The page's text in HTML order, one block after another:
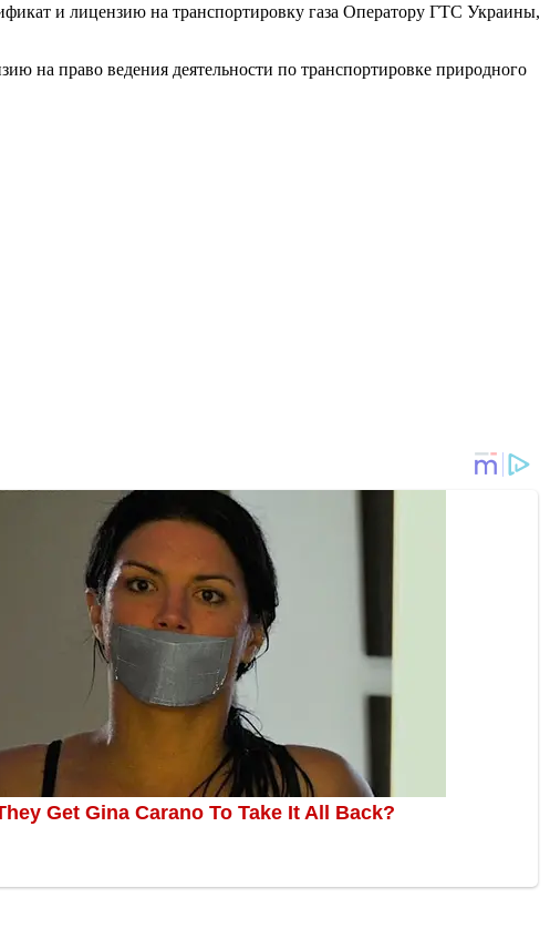
и лицензию на транспортировку газа Оператору ГТС Украины,
право ведения деятельности по транспортировке природного